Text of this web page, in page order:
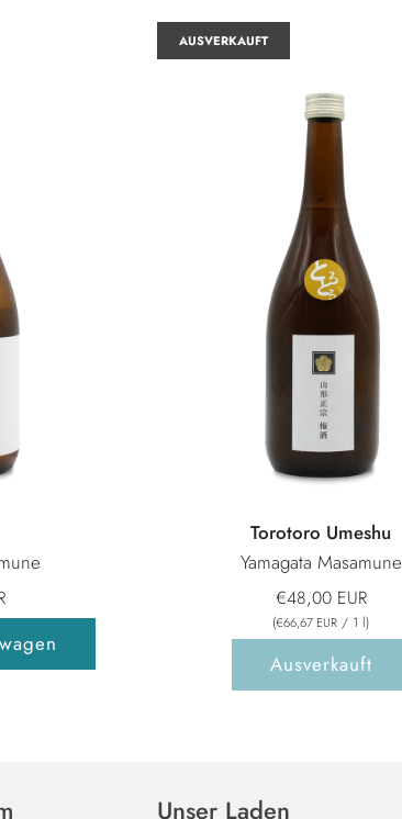
AUSVERKAUFT
Torotoro Umeshu
Yamagata Masamune
€48,00 EUR
(€66,67 EUR / 1 l)
Ausverkauft
Unser Laden